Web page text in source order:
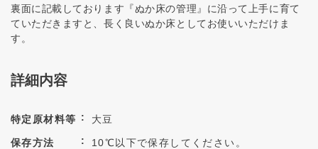
裏面に記載しております『ぬか床の管理』に沿って上手に育て
ていただきますと、長く良いぬか床としてお使いいただけま
す。
詳細内容
特定原材料等 大豆
保存方法 10℃以下で保存してください。